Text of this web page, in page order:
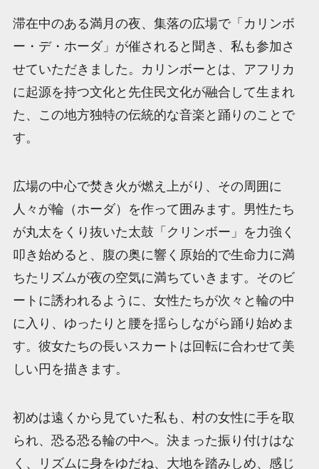
滞在中のある満月の夜、集落の広場で「カリンボ
ー・デ・ホーダ」が催されると聞き、私も参加さ
せていただきました。カリンボーとは、アフリカ
に起源を持つ文化と先住民文化が融合して生まれ
た、この地方独特の伝統的な音楽と踊りのことで
す。
広場の中心で焚き火が燃え上がり、その周囲に
人々が輪（ホーダ）を作って囲みます。男性たち
が丸太をくり抜いた太鼓「クリンボー」を力強く
叩き始めると、腹の奥に響く原始的で生命力に満
ちたリズムが夜の空気に満ちていきます。そのビ
ートに誘われるように、女性たちが次々と輪の中
に入り、ゆったりと腰を揺らしながら踊り始めま
す。彼女たちの長いスカートは回転に合わせて美
しい円を描きます。
初めは遠くから見ていた私も、村の女性に手を取
られ、恐る恐る輪の中へ。決まった振り付けはな
く、リズムに身をゆだね、大地を踏みしめ、感じ